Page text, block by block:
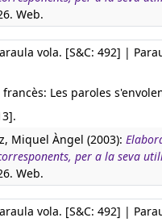
Web.
vola. [S&C: 492] |
Les paroles
Miquel Àngel (2003):
per a la seva
Web.
vola. [S&C: 492] |